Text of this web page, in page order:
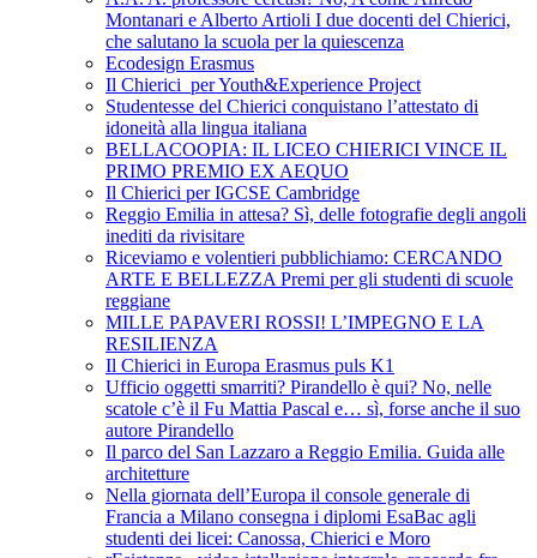
Montanari e Alberto Artioli I due docenti del Chierici,
che salutano la scuola per la quiescenza
Ecodesign Erasmus
Il Chierici per Youth&Experience Project
Studentesse del Chierici conquistano l’attestato di
idoneità alla lingua italiana
BELLACOOPIA: IL LICEO CHIERICI VINCE IL
PRIMO PREMIO EX AEQUO
Il Chierici per IGCSE Cambridge
Reggio Emilia in attesa? Sì, delle fotografie degli angoli
inediti da rivisitare
Riceviamo e volentieri pubblichiamo: CERCANDO
ARTE E BELLEZZA Premi per gli studenti di scuole
reggiane
MILLE PAPAVERI ROSSI! L’IMPEGNO E LA
RESILIENZA
Il Chierici in Europa Erasmus puls K1
Ufficio oggetti smarriti? Pirandello è qui? No, nelle
scatole c’è il Fu Mattia Pascal e… sì, forse anche il suo
autore Pirandello
Il parco del San Lazzaro a Reggio Emilia. Guida alle
architetture
Nella giornata dell’Europa il console generale di
Francia a Milano consegna i diplomi EsaBac agli
studenti dei licei: Canossa, Chierici e Moro